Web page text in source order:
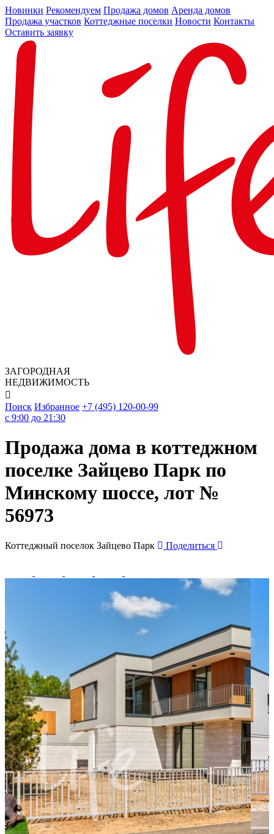
Новинки Рекомендуем Продажа домов Аренда домов
Продажа участков Коттеджные поселки Новости Контакты
Оставить заявку
ЗАГОРОДНАЯ
НЕДВИЖИМОСТЬ

Поиск Избранное +7 (495) 120-00-99
c 9:00 до 21:30
Продажа дома в коттеджном
поселке Зайцево Парк по
Минскому шоссе, лот №
56973
Коттеджный поселок Зайцево Парк Поделиться